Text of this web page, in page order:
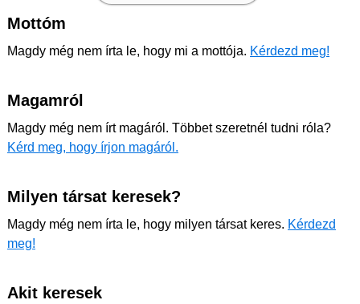
Mottóm
Magdy még nem írta le, hogy mi a mottója. Kérdezd meg!
Magamról
Magdy még nem írt magáról. Többet szeretnél tudni róla?
Kérd meg, hogy írjon magáról.
Milyen társat keresek?
Magdy még nem írta le, hogy milyen társat keres. Kérdezd
meg!
Akit keresek